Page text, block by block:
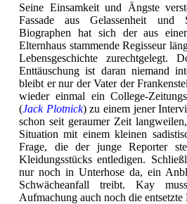
Seine Einsamkeit und Ängste
Fassade aus Gelassenheit und
Biographen hat sich der aus
Elternhaus stammende Regisseur
Lebensgeschichte zurechtgelegt.
Enttäuschung ist daran niemand
bleibt er nur der Vater der
wieder einmal ein College-
(Jack Plotnick) zu einem jener
schon seit geraumer Zeit
Situation mit einem kleinen
Frage, die der junge Reporter
Kleidungsstücks entledigen.
nur noch in Unterhose da, ein
Schwächeanfall treibt. Kay
Aufmachung auch noch die